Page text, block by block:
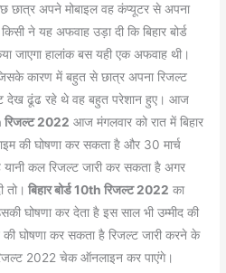
छात्र अपने मोबाइल वह कंप्यूटर से अपना
ने यह अफवाह उड़ा दी कि बिहार बोर्ड
जाएगा हालांक बस यही एक अफवाह थी।
कारण में बहुत से छात्र अपना रिजल्ट
देख ढूंढ रहे थे वह बहुत परेशान हुए। आज
रिजल्ट 2022 आज मंगलवार को रात में बिहार
की घोषणा कर सकता है और 30 मार्च
कल रिजल्ट जारी कर सकता है अगर
तो। बिहार बोर्ड 10th रिजल्ट 2022 का
घोषणा कर देता है इस साल भी उम्मीद की
की घोषणा कर सकता है रिजल्ट जारी करने के
रिजल्ट 2022 चेक ऑनलाइन कर पाएंगे।